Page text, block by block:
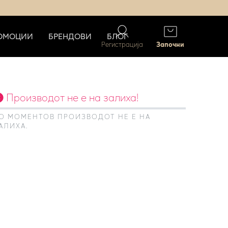
БРЕНДОВИ БЛОГ
Регистрација Започни
Производот не е на залиха!
МОМЕНТОВ ПРОИЗВОДОТ НЕ Е НА